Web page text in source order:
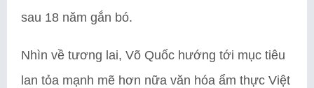
sau 18 năm gắn bó.
Nhìn về tương lai, Võ Quốc hướng tới mục tiêu
lan tỏa mạnh mẽ hơn nữa văn hóa ẩm thực Việt